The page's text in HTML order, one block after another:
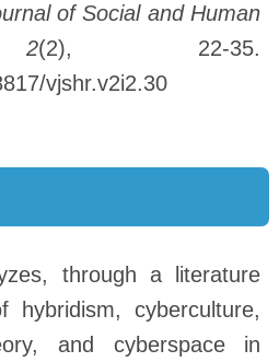
of Social and Human
2(2), 22-35.
vjshr.v2i2.30
through a literature
hybridism, cyberculture,
and cyberspace in